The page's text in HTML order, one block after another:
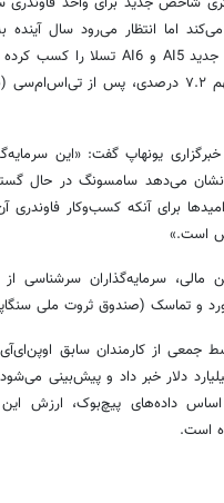
اما انتظار می‌رود سال
یونهاپ گفت: «این
می‌دهد سامسونگ در حال گسترش
برای آنکه کسب‌وکار فاوندری
است.»
سرمایه‌گذاران سرشناسی
و تماسک (صندوق ثروت ملی
که در سال ۲۰۲۱ توسط جمعی از کارمندان
سالانه خود از مرز ۴۷ میلیارد دلار خبر
داده‌های پیچ‌بوک، ارزش
است.